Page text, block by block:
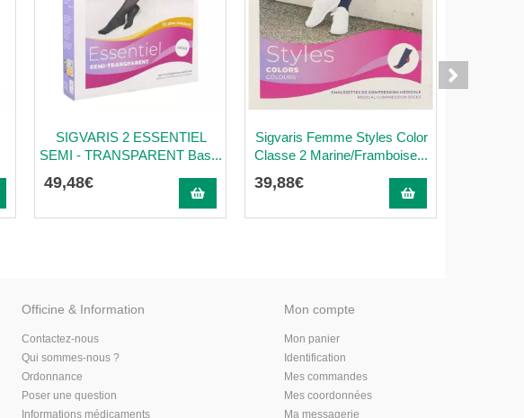
SIGVARIS 2 ESSENTIEL
SEMI - TRANSPARENT Bas...
49,48€
Sigvaris Femme Styles Color
Classe 2 Marine/Framboise...
39,88€
Officine & Information
Contactez-nous
Qui sommes-nous ?
Ordonnance
Poser une question
Informations médicaments
Mon compte
Mon panier
Identification
Mes commandes
Mes coordonnées
Ma messagerie